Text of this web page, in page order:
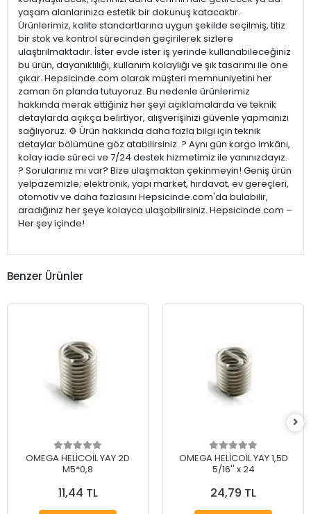
yaşam alanlarınıza estetik bir dokunuş katacaktır.
Ürünlerimiz, kalite standartlarına uygun şekilde seçilmiş, titiz
bir stok ve kontrol sürecinden geçirilerek sizlere
ulaştırılmaktadır. İster evde ister iş yerinde kullanabileceğiniz
bu ürün, dayanıklılığı, kullanım kolaylığı ve şık tasarımı ile öne
çıkar. Hepsicinde.com olarak müşteri memnuniyetini her
zaman ön planda tutuyoruz. Bu nedenle ürünlerimiz
hakkında merak ettiğiniz her şeyi açıklamalarda ve teknik
detaylarda açıkça belirtiyor, alışverişinizi güvenle yapmanızı
sağlıyoruz. ⚙️ Ürün hakkında daha fazla bilgi için teknik
detaylar bölümüne göz atabilirsiniz. ? Aynı gün kargo imkânı,
kolay iade süreci ve 7/24 destek hizmetimiz ile yanınızdayız.
? Sorularınız mı var? Bize ulaşmaktan çekinmeyin! Geniş ürün
yelpazemizle; elektronik, yapı market, hırdavat, ev gereçleri,
otomotiv ve daha fazlasını Hepsicinde.com'da bulabilir,
aradığınız her şeye kolayca ulaşabilirsiniz. Hepsicinde.com –
Her şey içinde!
Benzer Ürünler
OMEGA HELİCOİL YAY 2D
M5*0,8
11,44 TL
OMEGA HELİCOİL YAY 1,5D
5/16'' x 24
24,79 TL